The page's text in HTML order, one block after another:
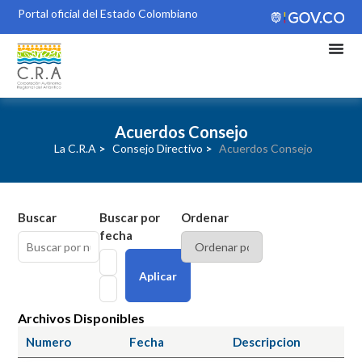
Portal oficial del Estado Colombiano
Acuerdos Consejo
La C.R.A > Consejo Directivo > Acuerdos Consejo
Buscar
Buscar por
fecha
Aplicar
Ordenar
Archivos Disponibles
Numero Fecha Descripcion